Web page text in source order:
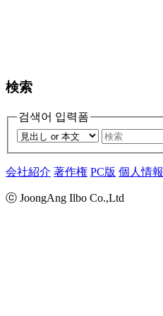
検索
검색어 입력폼
会社紹介 著作権 PC版 個人情報
ⓒ JoongAng Ilbo Co.,Ltd